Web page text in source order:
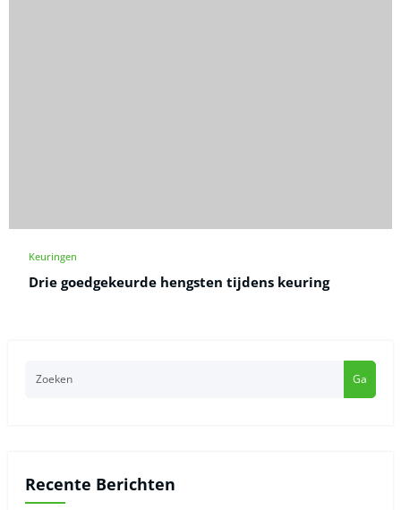
Keuringen
Drie goedgekeurde hengsten tijdens keuring
Ga
Recente Berichten